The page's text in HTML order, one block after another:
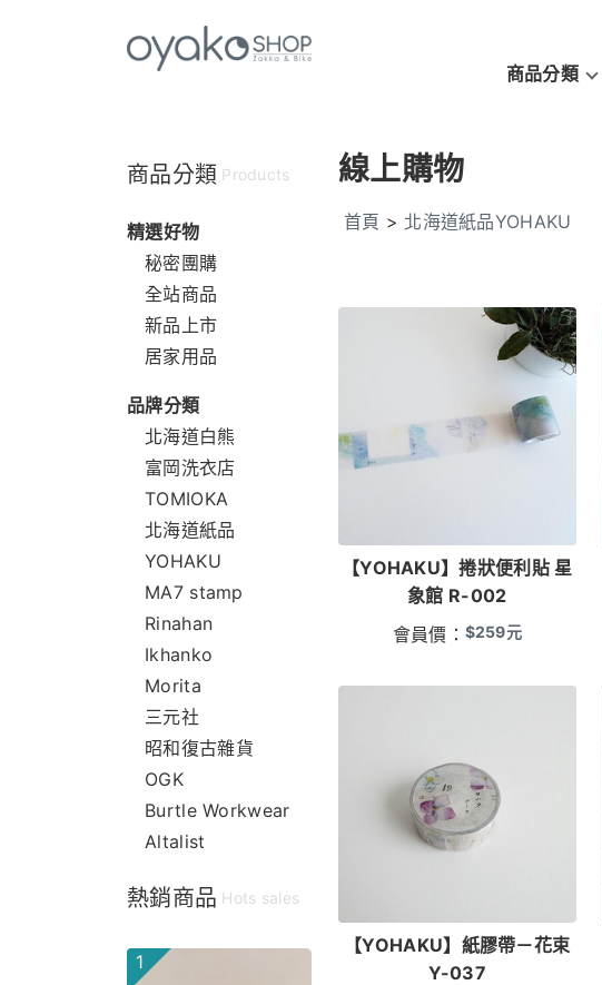
商品分類
商品分類 Products
精選好物
秘密團購
全站商品
新品上市
居家用品
品牌分類
北海道白熊
富岡洗衣店
TOMIOKA
北海道紙品
YOHAKU
MA7 stamp
Rinahan
Ikhanko
Morita
三元社
昭和復古雜貨
OGK
Burtle Workwear
Altalist
熱銷商品 Hots sales
1
線上購物
首頁 > 北海道紙品YOHAKU
【YOHAKU】捲狀便利貼 星
象館 R-002
會員價： $259元
【YOHAKU】紙膠帶－花束
Y-037